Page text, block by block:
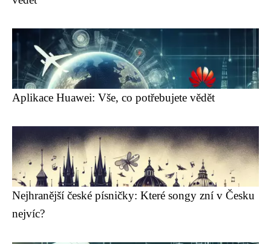
Aplikace Huawei: Vše, co potřebujete vědět
Nejhranější české písničky: Které songy zní v Česku
nejvíc?